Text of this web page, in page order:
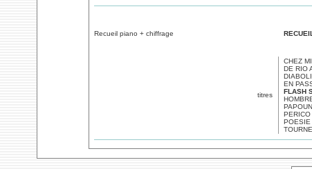
Recueil piano + chiffrage
titres
CHEZ
DE RIO
EN
FLASH
POESIE